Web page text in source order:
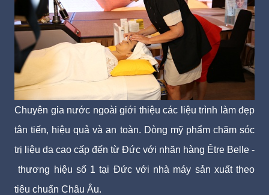
Chuyên gia nước ngoài giới thiệu các liệu trình làm đẹp
tân tiến, hiệu quả và an toàn. Dòng mỹ phẩm chăm sóc
trị liệu da cao cấp đến từ Đức với nhãn hàng Être Belle -
thương hiệu số 1 tại Đức với nhà máy sản xuất theo
tiêu chuẩn Châu Âu.